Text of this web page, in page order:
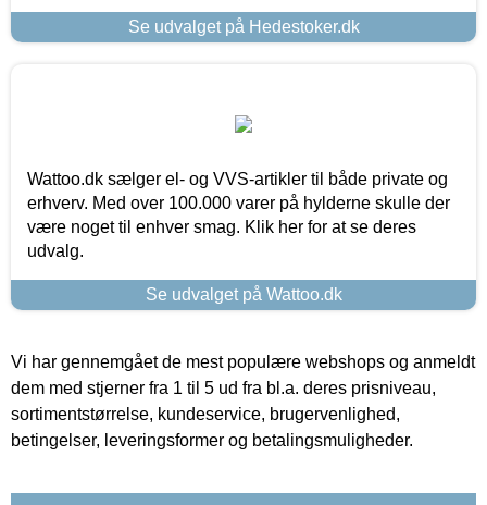
Se udvalget på Hedestoker.dk
Wattoo.dk sælger el- og VVS-artikler til både private og
erhverv. Med over 100.000 varer på hylderne skulle der
være noget til enhver smag. Klik her for at se deres
udvalg.
Se udvalget på Wattoo.dk
Vi har gennemgået de mest populære webshops og anmeldt
dem med stjerner fra 1 til 5 ud fra bl.a. deres prisniveau,
sortimentstørrelse, kundeservice, brugervenlighed,
betingelser, leveringsformer og betalingsmuligheder.